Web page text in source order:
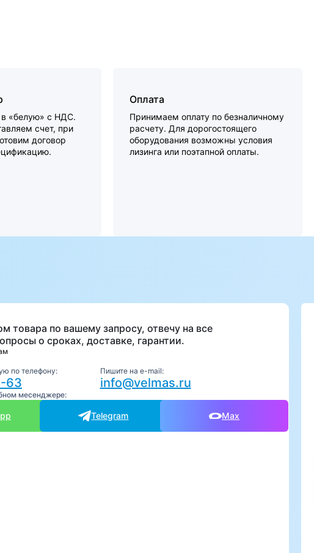
в «белую» с НДС.
счет, при
договор
Оплата
Принимаем оплату по безналичному
расчету. Для дорогостоящего
оборудования возможны условия
лизинга или поэтапной оплаты.
товара по вашему запросу, отвечу на все
о сроках, доставке, гарантии.
по телефону:
63
Пишите на e-mail:
info@velmas.ru
месенджере:
Telegram Max